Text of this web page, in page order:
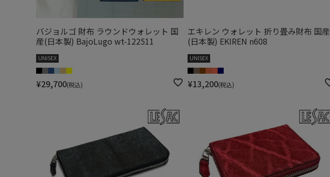
バジョルゴ 財布 ラウンドウォレット 国
産(日本製) BajoLugo wt-122511
UNISEX
¥29,700 税込
エキレン ウォレット 折り畳み財布 国産
(日本製) EKIREN n608
UNISEX
¥13,200 税込